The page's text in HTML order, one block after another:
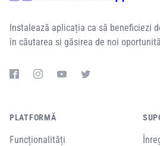
Instalează aplicația ca să beneficiezi
în căutarea si găsirea de noi
PLATFORMĂ
Funcționalități